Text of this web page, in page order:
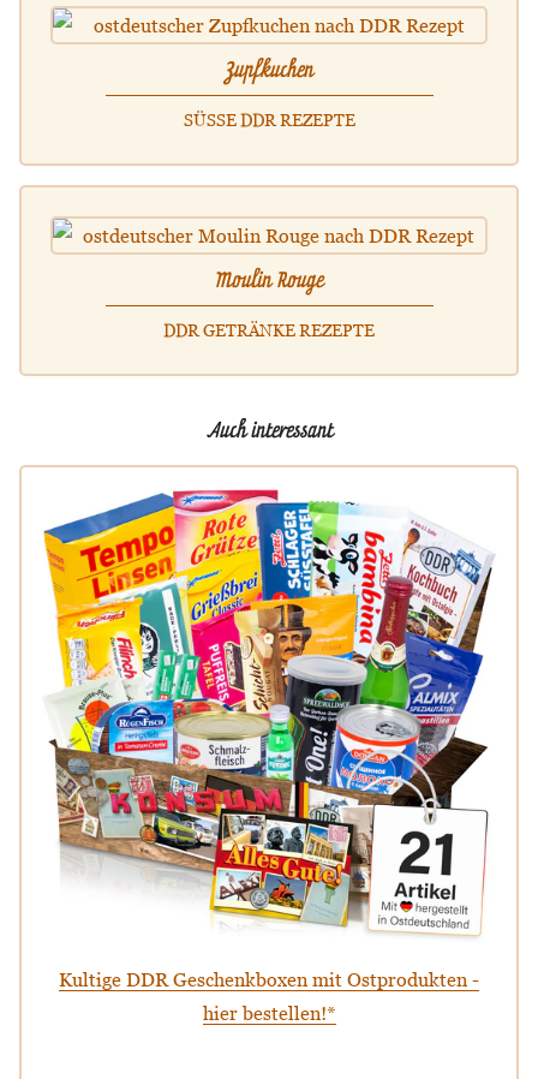
Zupfkuchen
SÜSSE DDR REZEPTE
Moulin Rouge
DDR GETRÄNKE REZEPTE
Auch interessant
Kultige DDR Geschenkboxen mit Ostprodukten -
hier bestellen!*